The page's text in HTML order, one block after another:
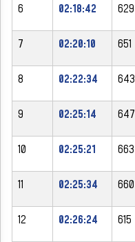
6 02:18:42 629
7 02:20:10 651
8 02:22:34 643
9 02:25:14 647
10 02:25:21 663
11 02:25:34 660
12 02:26:24 615